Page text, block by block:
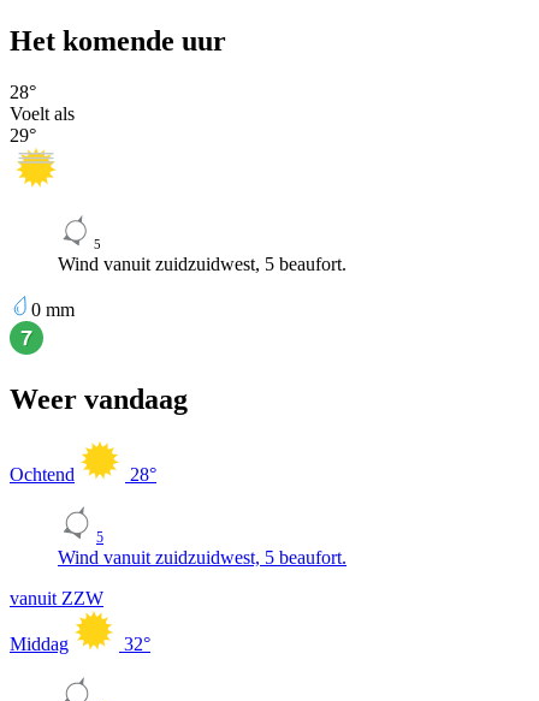
Het komende uur
28°
Voelt als
29°
5
Wind vanuit zuidzuidwest, 5 beaufort.
0 mm
Weer vandaag
Ochtend 28°
5
Wind vanuit zuidzuidwest, 5 beaufort.
vanuit ZZW
Middag 32°